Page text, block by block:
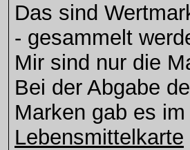
Das sind
- gesammelt
Mir sind nur die
Bei der Abgabe
Marken gab es
Lebensmittelkarte